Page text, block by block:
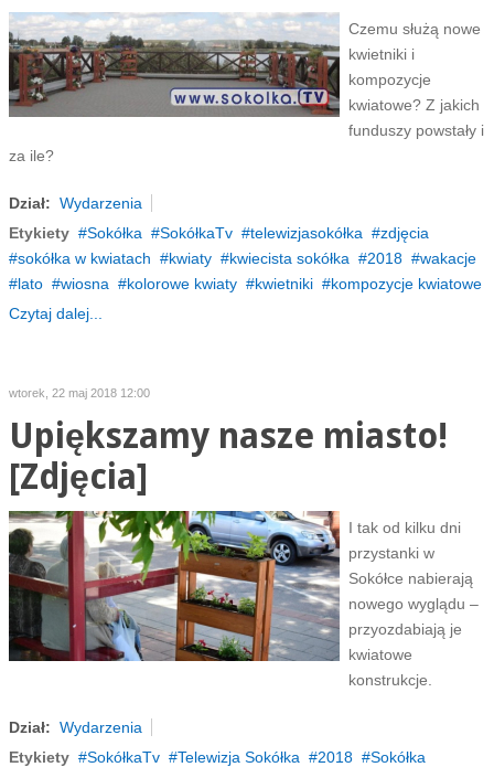
Czemu służą nowe
kwietniki i
kompozycje
kwiatowe? Z jakich
funduszy powstały i
za ile?
Dział: Wydarzenia
Etykiety
Sokółka SokółkaTv telewizjasokółka
zdjęcia
sokółka w kwiatach
kwiaty kwiecista sokółka 2018
wakacje
lato
wiosna kolorowe kwiaty kwietniki
kompozycje kwiatowe
Czytaj dalej...
wtorek, 22 maj 2018 12:00
Upiększamy nasze miasto!
[Zdjęcia]
I tak od kilku dni
przystanki w
Sokółce nabierają
nowego wyglądu –
przyozdabiają je
kwiatowe
konstrukcje.
Dział: Wydarzenia
Etykiety
SokółkaTv Telewizja Sokółka 2018 Sokółka